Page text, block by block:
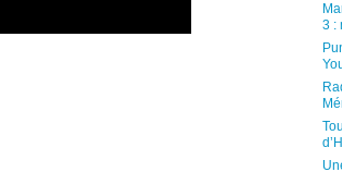
3 :